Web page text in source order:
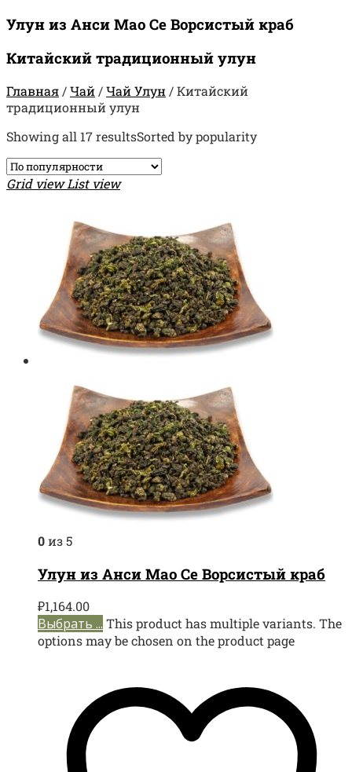
Улун из Анси Мао Се Ворсистый краб
Китайский традиционный улун
Главная /Чай /Чай Улун /Китайский
традиционный улун
Showing all 17 resultsSorted by popularity
Grid view List view
0из 5
Улун из Анси Мао Се Ворсистый краб
₽1,164.00
Выбрать ... This product has multiple variants. The
options may be chosen on the product page